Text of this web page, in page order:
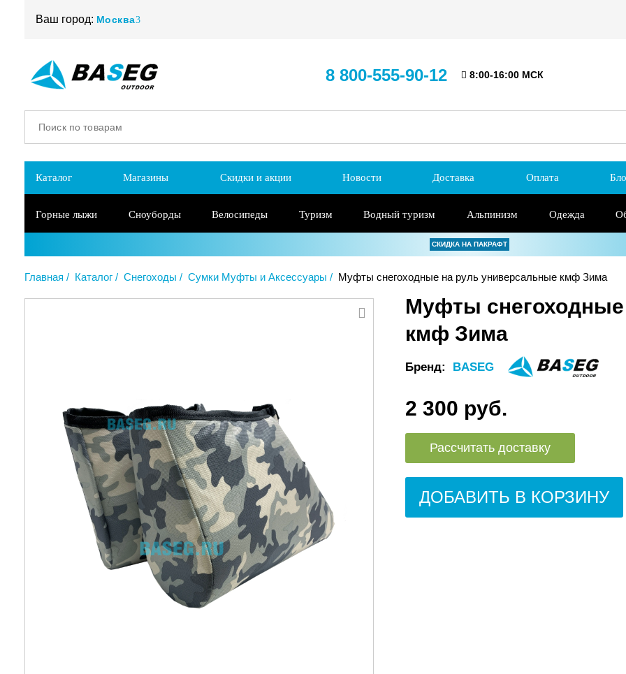
Ваш город: Москва
8 800-555-90-12 8:00-16:00 МСК
Каталог Магазины Скидки и акции Новости Доставка Оплата
Горные лыжи Сноуборды Велосипеды Туризм Водный туризм Альпинизм Одежда
СКИДКА НА ПАКРАФТ
Главная Каталог Снегоходы Сумки Муфты и Аксессуары Муфты снегоходные на руль универсальные кмф Зима
Муфты
кмф Зима
Бренд: BASEG
2 300 руб.
Рассчитать доставку
ДОБАВИТЬ В КОРЗИНУ